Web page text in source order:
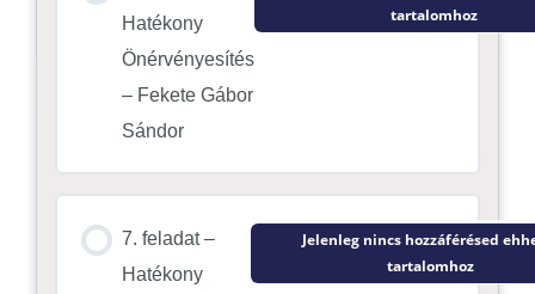
Hatékony
Önérvényesítés
– Fekete Gábor
Sándor
tartalomhoz
7. feladat –
Hatékony
Jelenleg nincs hozzáférésed
tartalomhoz